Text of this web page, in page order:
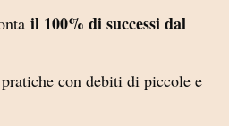
il 100% di successi dal
con debiti di piccole e